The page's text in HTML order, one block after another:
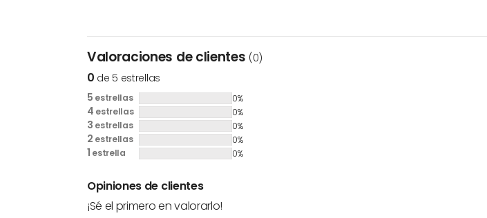
Valoraciones de clientes (0)
0 de 5 estrellas
5 estrellas 0%
4 estrellas 0%
3 estrellas 0%
2 estrellas 0%
1 estrella 0%
Opiniones de clientes
¡Sé el primero en valorarlo!